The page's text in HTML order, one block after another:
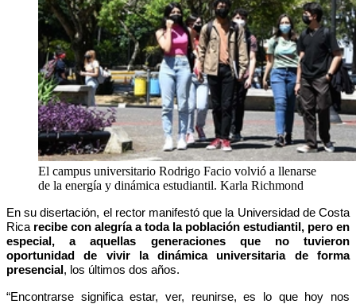
El campus universitario Rodrigo Facio volvió a llenarse
de la energía y dinámica estudiantil. Karla Richmond
En su disertación, el rector manifestó que la Universidad de Costa
Rica recibe con alegría a toda la población estudiantil, pero en
especial, a aquellas generaciones que no tuvieron
oportunidad de vivir la dinámica universitaria de forma
presencial , los últimos dos años.
“Encontrarse significa estar, ver, reunirse, es lo que hoy nos